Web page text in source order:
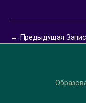
← Предыдущая